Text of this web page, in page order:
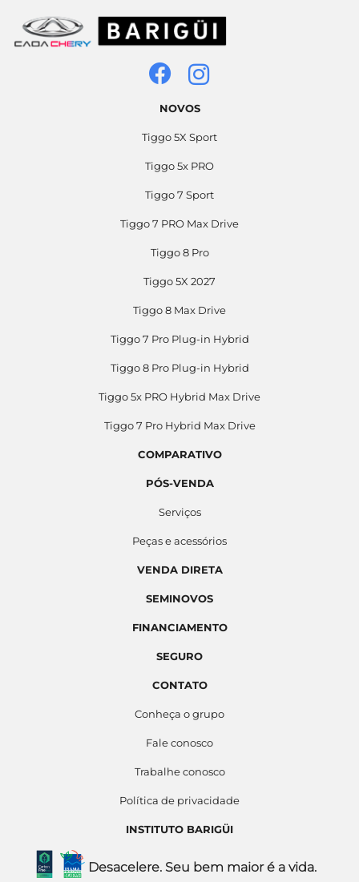
NOVOS
Tiggo 5X Sport
Tiggo 5x PRO
Tiggo 7 Sport
Tiggo 7 PRO Max Drive
Tiggo 8 Pro
Tiggo 5X 2027
Tiggo 8 Max Drive
Tiggo 7 Pro Plug-in Hybrid
Tiggo 8 Pro Plug-in Hybrid
Tiggo 5x PRO Hybrid Max Drive
Tiggo 7 Pro Hybrid Max Drive
COMPARATIVO
PÓS-VENDA
Serviços
Peças e acessórios
VENDA DIRETA
SEMINOVOS
FINANCIAMENTO
SEGURO
CONTATO
Conheça o grupo
Fale conosco
Trabalhe conosco
Política de privacidade
INSTITUTO BARIGÜI
Desacelere. Seu bem maior é a vida.